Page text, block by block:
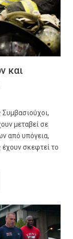
και
μεταβεί σε
από υπόγεια,
σκεφτεί το